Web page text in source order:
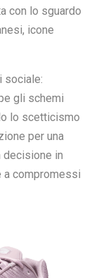
con lo sguardo
icone
sociale:
gli schemi
lo scetticismo
per una
decisione in
a compromessi